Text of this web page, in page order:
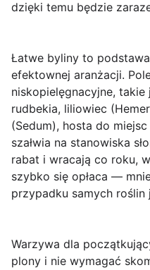
dzięki temu będzie
Łatwe byliny to
efektownej aranżacji.
niskopielęgnacyjne, takie
rudbekia, liliowiec
(Sedum), hosta do
szałwia na stanowiska
rabat i wracają co roku,
szybko się opłaca —
przypadku samych roślin
Warzywa dla
plony i nie wymagać